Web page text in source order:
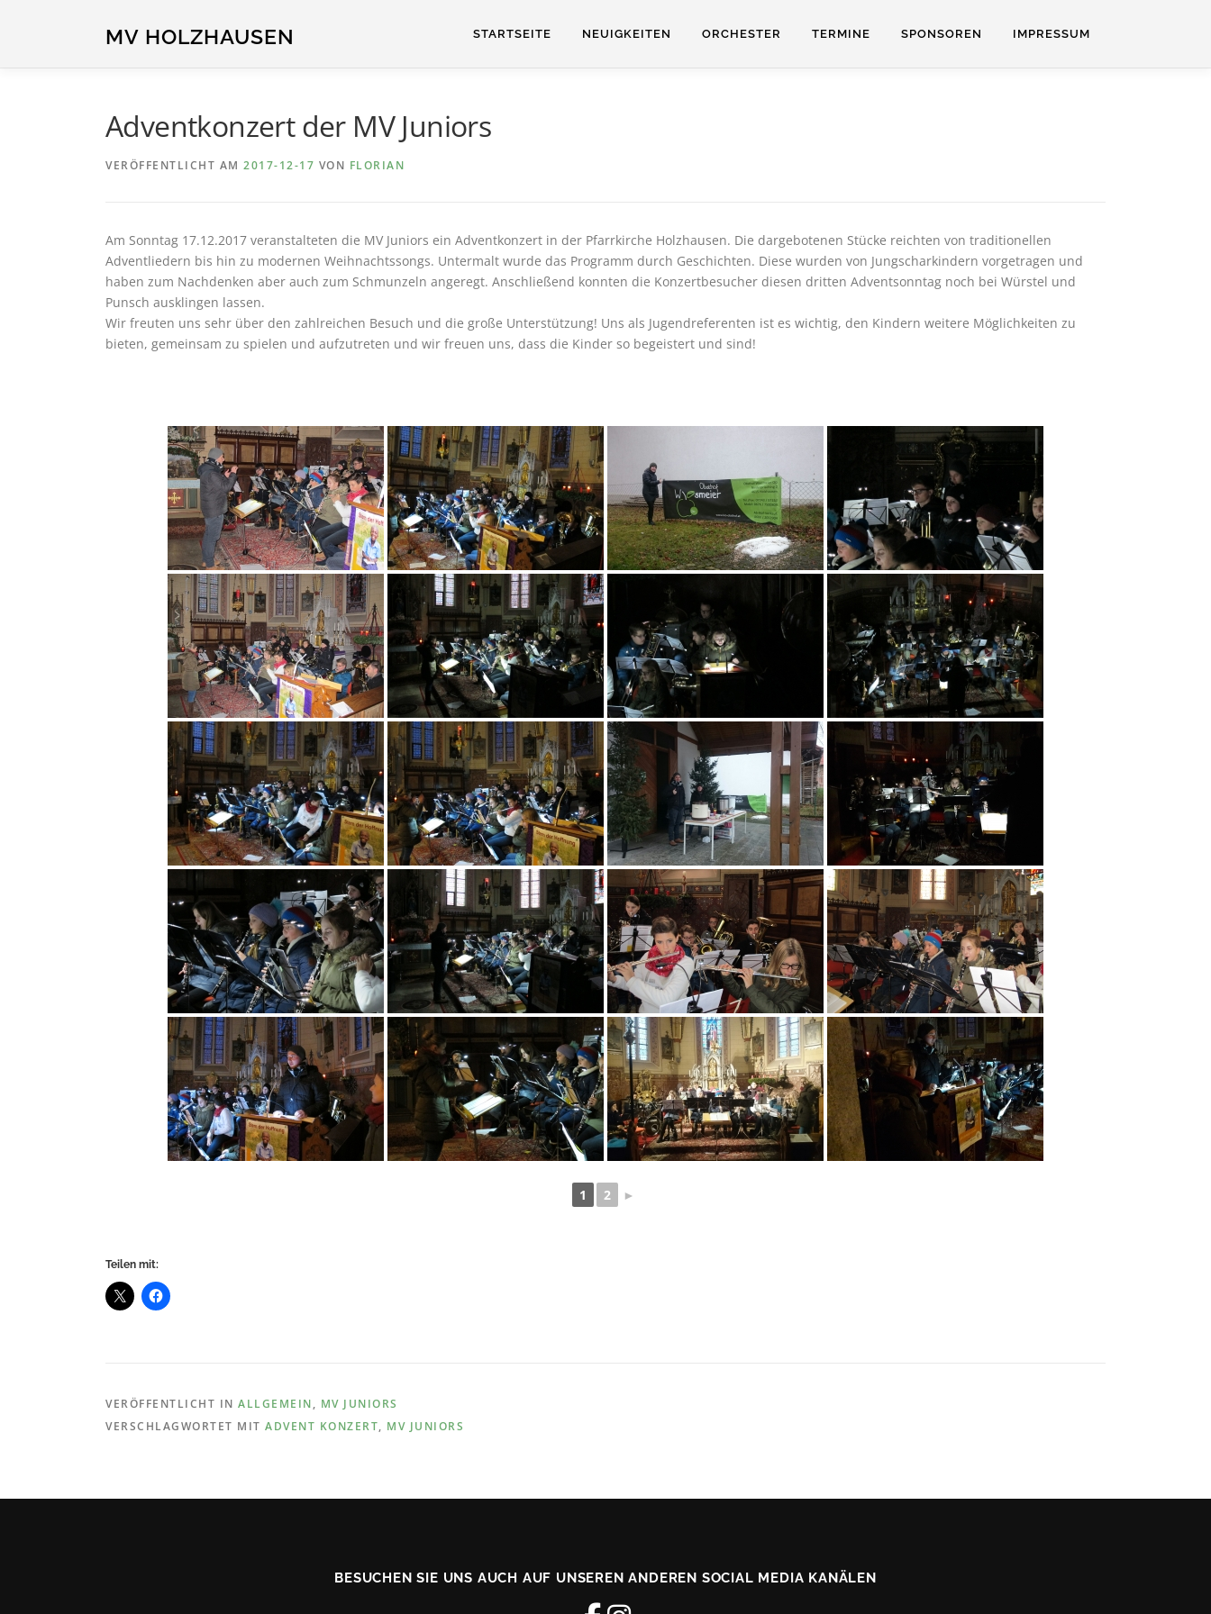
MV HOLZHAUSEN STARTSEITE NEUIGKEITEN ORCHESTER TERMINE SPONSOREN IMPRESSUM
Adventkonzert der MV Juniors
VERÖFFENTLICHT AM 2017-12-17 VON FLORIAN
Am Sonntag 17.12.2017 veranstalteten die MV Juniors ein Adventkonzert in der Pfarrkirche Holzhausen. Die dargebotenen Stücke reichten von traditionellen
Adventliedern bis hin zu modernen Weihnachtssongs. Untermalt wurde das Programm durch Geschichten. Diese wurden von Jungscharkindern vorgetragen und
haben zum Nachdenken aber auch zum Schmunzeln angeregt. Anschließend konnten die Konzertbesucher diesen dritten Adventsonntag noch bei Würstel und
Punsch ausklingen lassen.
Wir freuten uns sehr über den zahlreichen Besuch und die große Unterstützung! Uns als Jugendreferenten ist es wichtig, den Kindern weitere Möglichkeiten zu
bieten, gemeinsam zu spielen und aufzutreten und wir freuen uns, dass die Kinder so begeistert und sind!
1 2 ►
Teilen mit:
VERÖFFENTLICHT IN ALLGEMEIN, MV JUNIORS
VERSCHLAGWORTET MIT ADVENT KONZERT, MV JUNIORS
BESUCHEN SIE UNS AUCH AUF UNSEREN ANDEREN SOCIAL MEDIA KANÄLEN